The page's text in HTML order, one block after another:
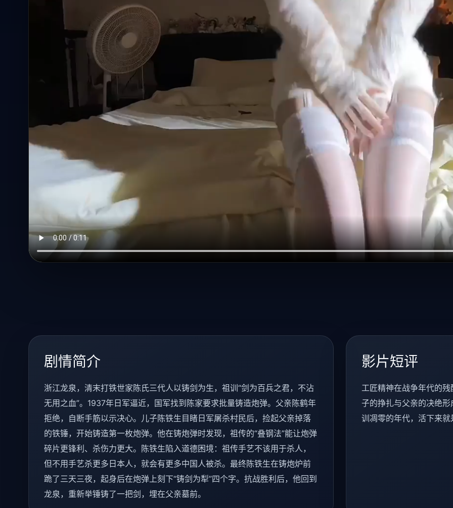
剧情简介
浙江龙泉，清末打铁世家陈氏三代人以铸剑为生，祖训“剑为百兵之君，不沾
无用之血”。1937年日军逼近，国军找到陈家要求批量铸造炮弹。父亲陈鹤年
拒绝，自断手筋以示决心。儿子陈铁生目睹日军屠杀村民后，捡起父亲掉落
的铁锤，开始铸造第一枚炮弹。他在铸炮弹时发现，祖传的“叠钢法”能让炮弹
碎片更锋利、杀伤力更大。陈铁生陷入道德困境：祖传手艺不该用于杀人，
但不用手艺杀更多日本人，就会有更多中国人被杀。最终陈铁生在铸炮炉前
跪了三天三夜，起身后在炮弹上刻下“铸剑为犁”四个字。抗战胜利后，他回到
龙泉，重新举锤铸了一把剑，埋在父亲墓前。
影片短评
工匠精神在战争年代的
子的挣扎与父亲的决绝
训凋零的年代，活下来